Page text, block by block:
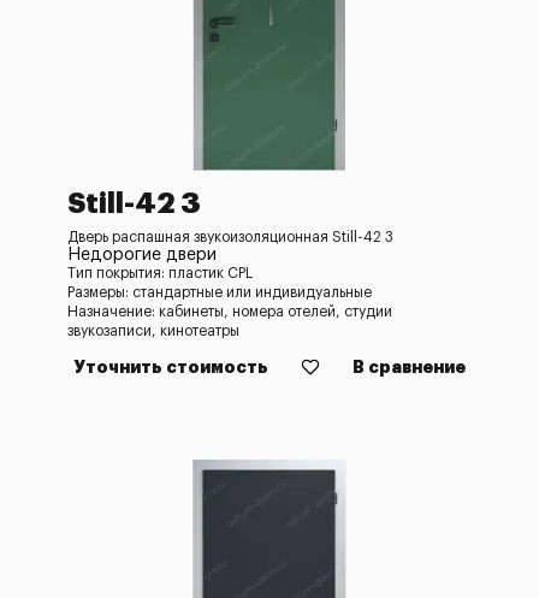
Still-42 3
Дверь распашная звукоизоляционная Still-42 3
Недорогие двери
Тип покрытия: пластик CPL
Размеры: стандартные или индивидуальные
Назначение: кабинеты, номера отелей, студии
звукозаписи, кинотеатры
Уточнить стоимость В сравнение